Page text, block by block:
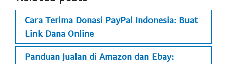
Cara Terima Donasi PayPal Indonesia: Buat
Link Dana Online
Panduan Jualan di Amazon dan Ebay: